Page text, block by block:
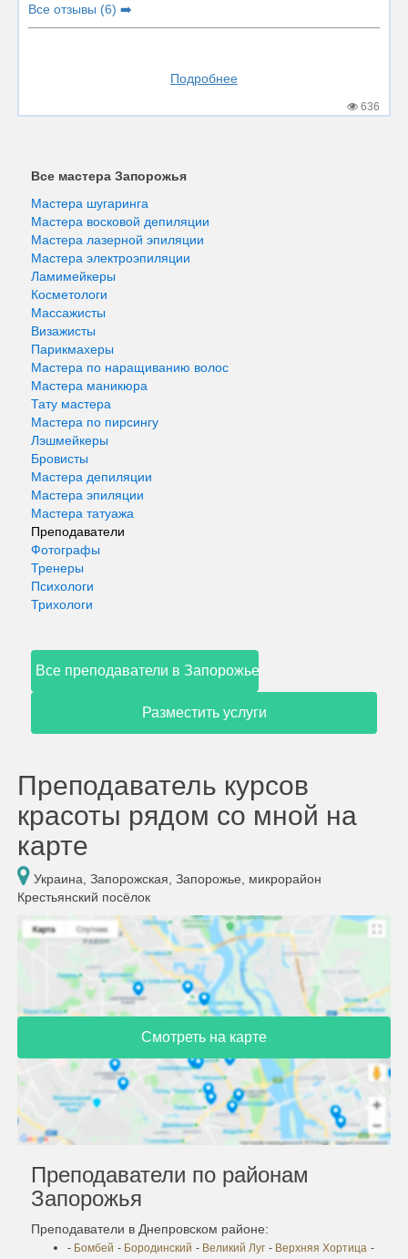
Все отзывы (6) ➡️
Подробнее
636
Все мастера Запорожья
Мастера шугаринга
Мастера восковой депиляции
Мастера лазерной эпиляции
Мастера электроэпиляции
Ламимейкеры
Косметологи
Массажисты
Визажисты
Парикмахеры
Мастера по наращиванию волос
Мастера маникюра
Тату мастера
Мастера по пирсингу
Лэшмейкеры
Бровисты
Мастера депиляции
Мастера эпиляции
Мастера татуажа
Преподаватели
Фотографы
Тренеры
Психологи
Трихологи
Все преподаватели в Запорожье
Разместить услуги
Преподаватель курсов
красоты рядом со мной на
карте
Украина, Запорожская, Запорожье, микрорайон
Крестьянский посёлок
Смотреть на карте
Преподаватели по районам
Запорожья
Преподаватели в Днепровском районе:
- Бомбей - Бородинский - Великий Луг - Верхняя Хортица -